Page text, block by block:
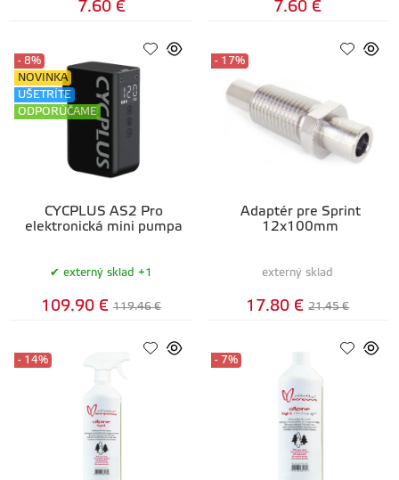
7.60 € 7.60 €
CYCPLUS AS2 Pro
elektronická mini pumpa
- 8%
NOVINKA
UŠETRÍTE
ODPORÚČAME
externý sklad +1
109.90 € 119.46 €
Adaptér pre Sprint
12x100mm
- 17%
externý sklad
17.80 € 21.45 €
- 14% - 7%